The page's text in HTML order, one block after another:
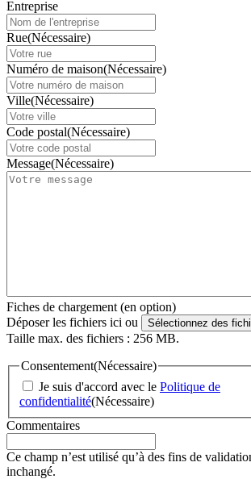
Entreprise
Rue(Nécessaire)
Numéro de maison(Nécessaire)
Ville(Nécessaire)
Code postal(Nécessaire)
Message(Nécessaire)
Fiches de chargement (en option)
Déposer les fichiers ici ou
Sélectionnez des
Taille max. des fichiers : 256 MB.
Consentement(Nécessaire)
Je suis d'accord avec le Politique de
confidentialité(Nécessaire)
Commentaires
Ce champ n’est utilisé qu’à des fins de
inchangé.